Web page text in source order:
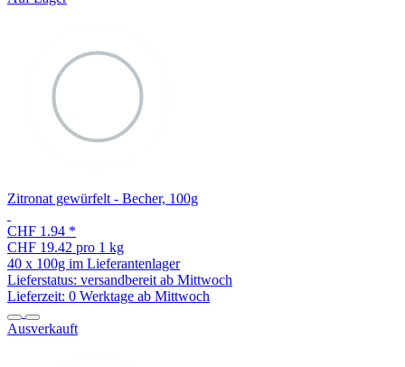
Zitronat gewürfelt - Becher, 100g
CHF 1.94 *
CHF 19.42 pro 1 kg
40 x 100g im Lieferantenlager
Lieferstatus: versandbereit ab Mittwoch
Lieferzeit: 0 Werktage ab Mittwoch
Ausverkauft